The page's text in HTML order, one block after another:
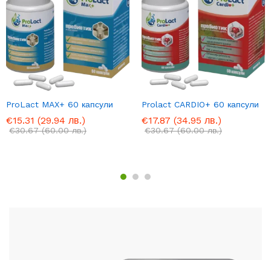
ProLact MAX+ 60 капсули
€15.31 (29.94 лв.)
€30.67 (60.00 лв.)
Prolact CARDIO+ 60 капсули
€17.87 (34.95 лв.)
€30.67 (60.00 лв.)